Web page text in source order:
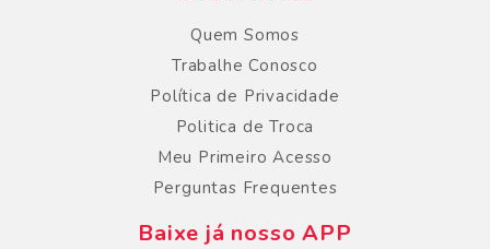
Quem Somos
Trabalhe Conosco
Política de Privacidade
Politica de Troca
Meu Primeiro Acesso
Perguntas Frequentes
Baixe já nosso APP